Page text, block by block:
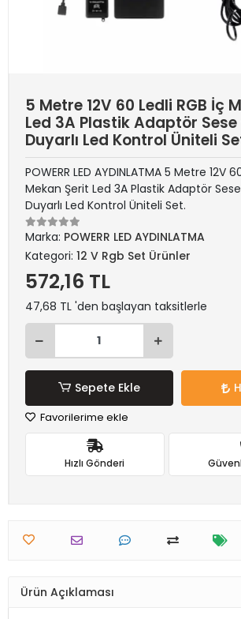
5 Metre 12V 60 Ledli RGB İç
Led 3A Plastik Adaptör
Duyarlı Led Kontrol Üniteli
POWERR LED AYDINLATMA 5 Metre 12V
Mekan Şerit Led 3A Plastik Adaptör
Duyarlı Led Kontrol Üniteli Set.
Marka: POWERR LED AYDINLATMA
Kategori: 12 V Rgb Set Ürünler
572,16 TL
47,68 TL 'den başlayan taksitlerle
Sepete Ekle
Favorilerime ekle
Hızlı Gönderi
Ürün Açıklaması